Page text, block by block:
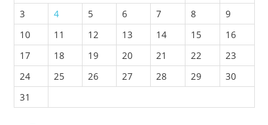
3
4 5 6 7 8
9
10
11 12 13 14 15
16
17
18 19 20 21 22
23
24
25 26 27 28 29
30
31